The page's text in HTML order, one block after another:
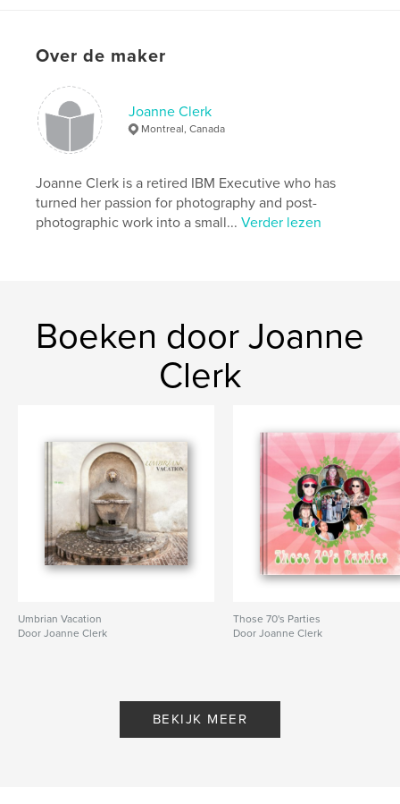
Trefwoorden
Over de maker
Joanne Clerk
Montreal, Canada
Joanne Clerk is a retired IBM Executive who has
turned her passion for photography and post-
photographic work into a small...Verder lezen
Boeken door Joanne
Clerk
Umbrian Vacation
Door Joanne Clerk
Those 70's Parties
Door Joanne Clerk
BEKIJK MEER